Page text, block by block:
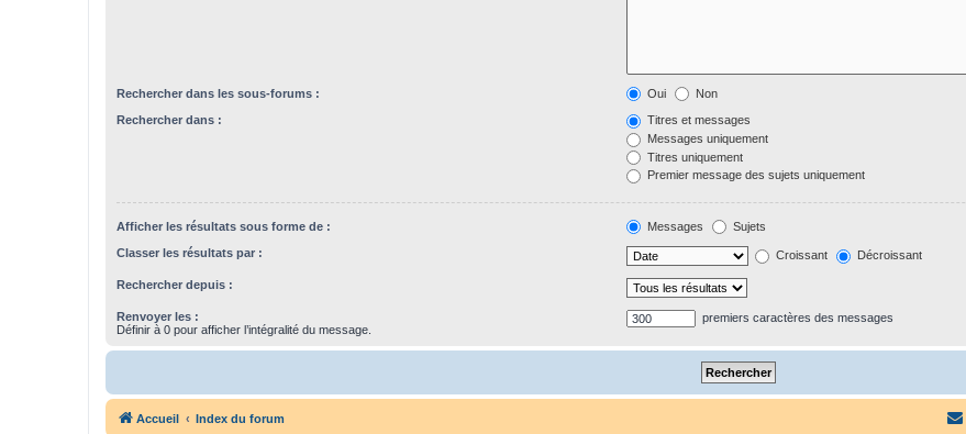
Rechercher dans les sous-forums : Oui Non
Rechercher dans :
Titres et messages
Messages uniquement
Titres uniquement
Premier message des sujets uniquement
Afficher les résultats sous forme de : Messages Sujets
Classer les résultats par : Croissant Décroissant
Rechercher depuis :
Renvoyer les :
Définir à 0 pour afficher l’intégralité du message.
premiers caractères des messages
Accueil Index du forum